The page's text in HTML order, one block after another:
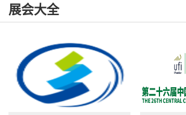
专业网站，提供了...
展会大全